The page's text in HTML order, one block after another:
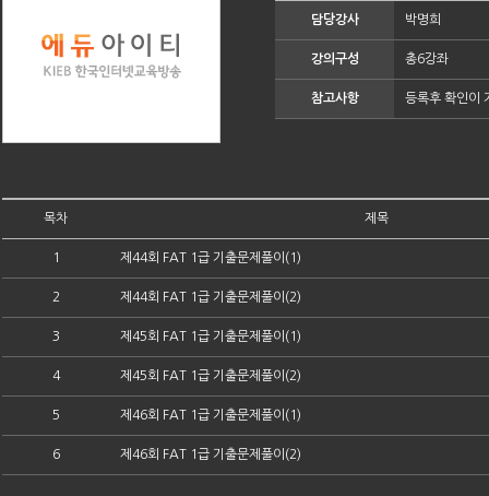
담당강사 박명희
강의구성 총6강좌
참고사항 등록후 확인이
목차 제목
1 제44회 FAT 1급 기출문제풀이(1)
2 제44회 FAT 1급 기출문제풀이(2)
3 제45회 FAT 1급 기출문제풀이(1)
4 제45회 FAT 1급 기출문제풀이(2)
5 제46회 FAT 1급 기출문제풀이(1)
6 제46회 FAT 1급 기출문제풀이(2)